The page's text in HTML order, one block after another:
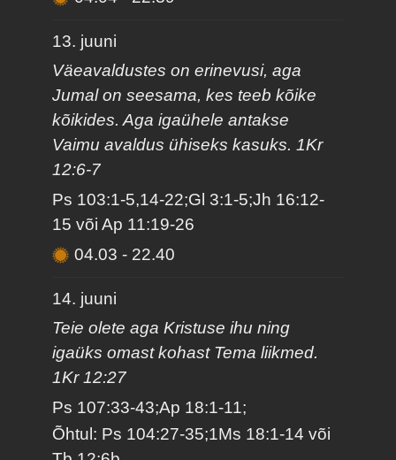
13. juuni
Väeavaldustes on erinevusi, aga
Jumal on seesama, kes teeb kõike
kõikides. Aga igaühele antakse
Vaimu avaldus ühiseks kasuks. 1Kr
12:6-7
Ps 103:1-5,14-22;Gl 3:1-5;Jh 16:12-
15 või Ap 11:19-26
04.03- 22.40
14. juuni
Teie olete aga Kristuse ihu ning
igaüks omast kohast Tema liikmed.
1Kr 12:27
Ps 107:33-43;Ap 18:1-11;
Õhtul: Ps 104:27-35;1Ms 18:1-14 või